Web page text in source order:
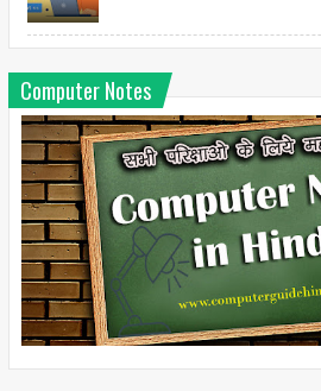
Computer Notes